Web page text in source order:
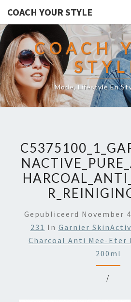
COACH YOUR STYLE
COACH
Mode, Lifestyle En
Gepubliceerd November
231 In Garnier
Charcoal Anti Mee-Eter
200ml
/